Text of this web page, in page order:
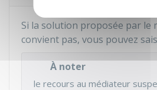
Si la solution proposée par le
convient pas, vous pouvez
À noter
le recours au médiateur